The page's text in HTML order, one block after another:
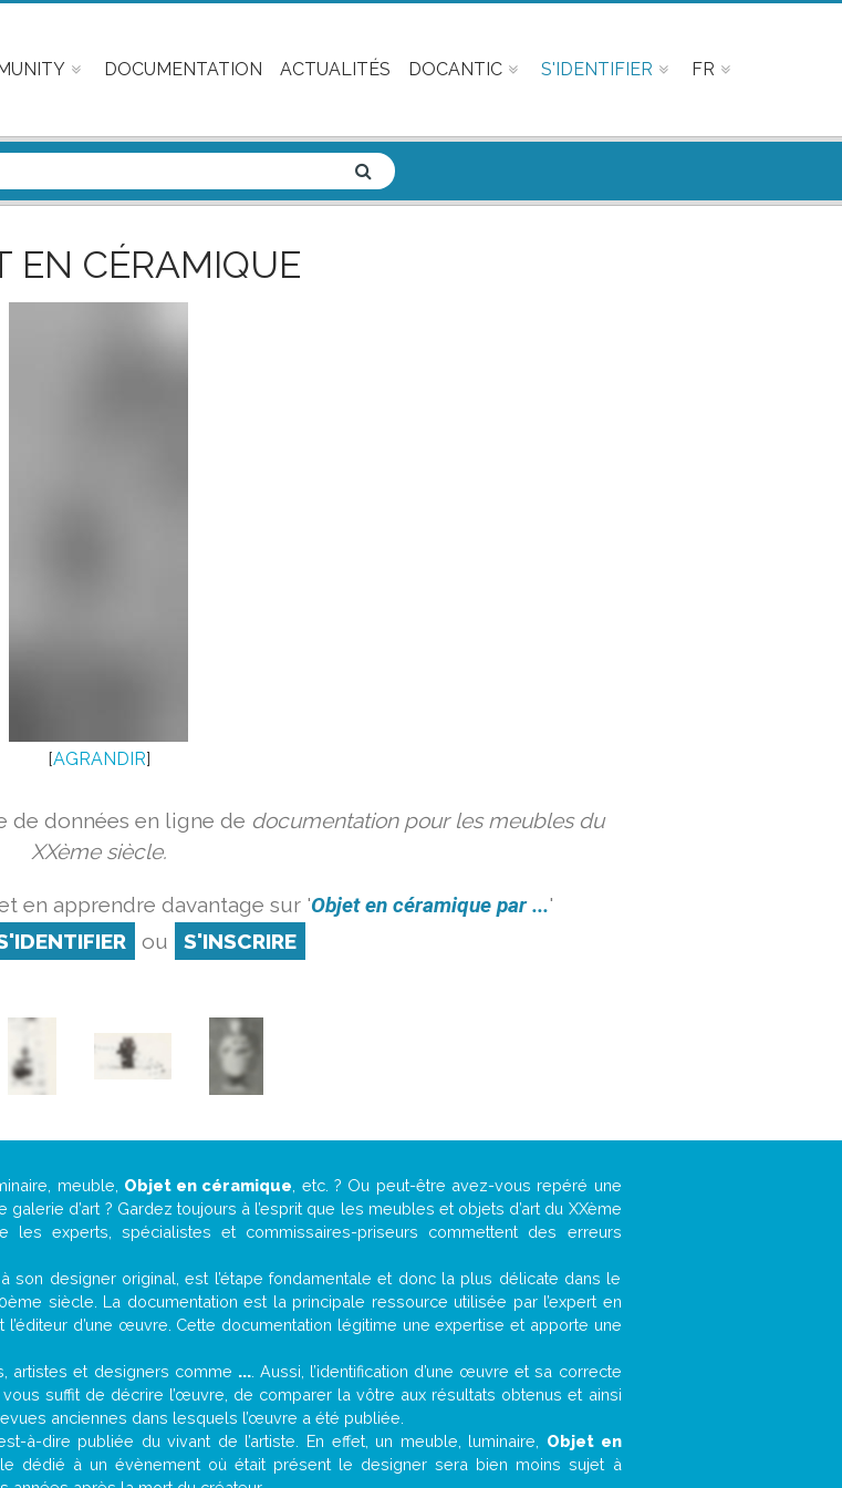
DOCUMENTATION ACTUALITÉS DOCANTIC S'IDENTIFIER FR
EN CÉRAMIQUE
[AGRANDIR]
de données en ligne de documentation pour les meubles du
XXème siècle.
en apprendre davantage sur 'Objet en céramique par ...'
ou S'INSCRIRE
meuble, Objet en céramique , etc. ? Ou peut-être avez-vous repéré une
d’art ? Gardez toujours à l’esprit que les meubles et objets d’art du XXème
experts, spécialistes et commissaires-priseurs commettent des erreurs
à son designer original, est l’étape fondamentale et donc la plus délicate dans le
siècle. La documentation est la principale ressource utilisée par l’expert en
d’une œuvre. Cette documentation légitime une expertise et apporte une
artistes et designers comme .... Aussi, l’identification d’une œuvre et sa correcte
suffit de décrire l’œuvre, de comparer la vôtre aux résultats obtenus et ainsi
anciennes dans lesquels l’œuvre a été publiée.
à-dire publiée du vivant de l’artiste. En effet, un meuble, luminaire, Objet en
dédié à un évènement où était présent le designer sera bien moins sujet à